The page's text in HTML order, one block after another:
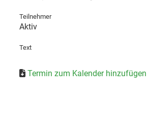
Teilnehmer
Aktiv
Text
Termin zum Kalender